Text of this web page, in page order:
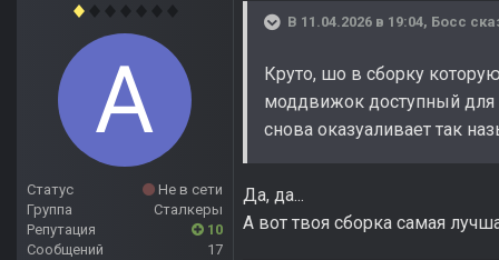
Статус
Не в сети
Группа
Сталкеры
Репутация
10
Сообщений
17
В 11.04.2026 в 19:04, Босс
Круто, шо в сборку
моддвижок доступный для
снова оказуаливает так
Да, да...
А вот твоя сборка самая